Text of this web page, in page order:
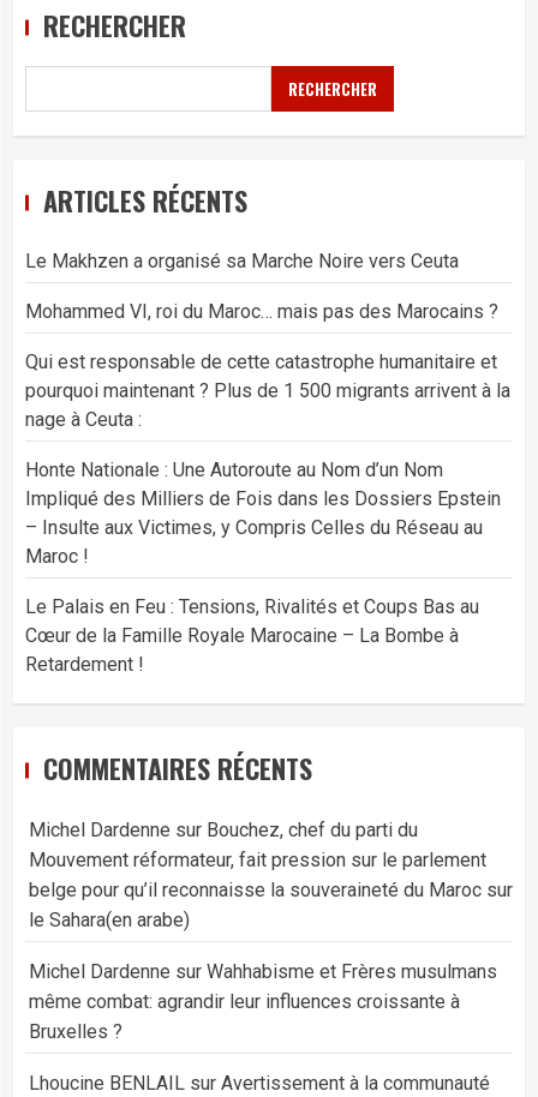
RECHERCHER
RECHERCHER
ARTICLES RÉCENTS
Le Makhzen a organisé sa Marche Noire vers Ceuta
Mohammed VI, roi du Maroc… mais pas des Marocains ?
Qui est responsable de cette catastrophe humanitaire et
pourquoi maintenant ? Plus de 1 500 migrants arrivent à la
nage à Ceuta :
Honte Nationale : Une Autoroute au Nom d’un Nom
Impliqué des Milliers de Fois dans les Dossiers Epstein
– Insulte aux Victimes, y Compris Celles du Réseau au
Maroc !
Le Palais en Feu : Tensions, Rivalités et Coups Bas au
Cœur de la Famille Royale Marocaine – La Bombe à
Retardement !
COMMENTAIRES RÉCENTS
Michel Dardenne sur Bouchez, chef du parti du
Mouvement réformateur, fait pression sur le parlement
belge pour qu’il reconnaisse la souveraineté du Maroc sur
le Sahara(en arabe)
Michel Dardenne sur Wahhabisme et Frères musulmans
même combat: agrandir leur influences croissante à
Bruxelles ?
Lhoucine BENLAIL sur Avertissement à la communauté